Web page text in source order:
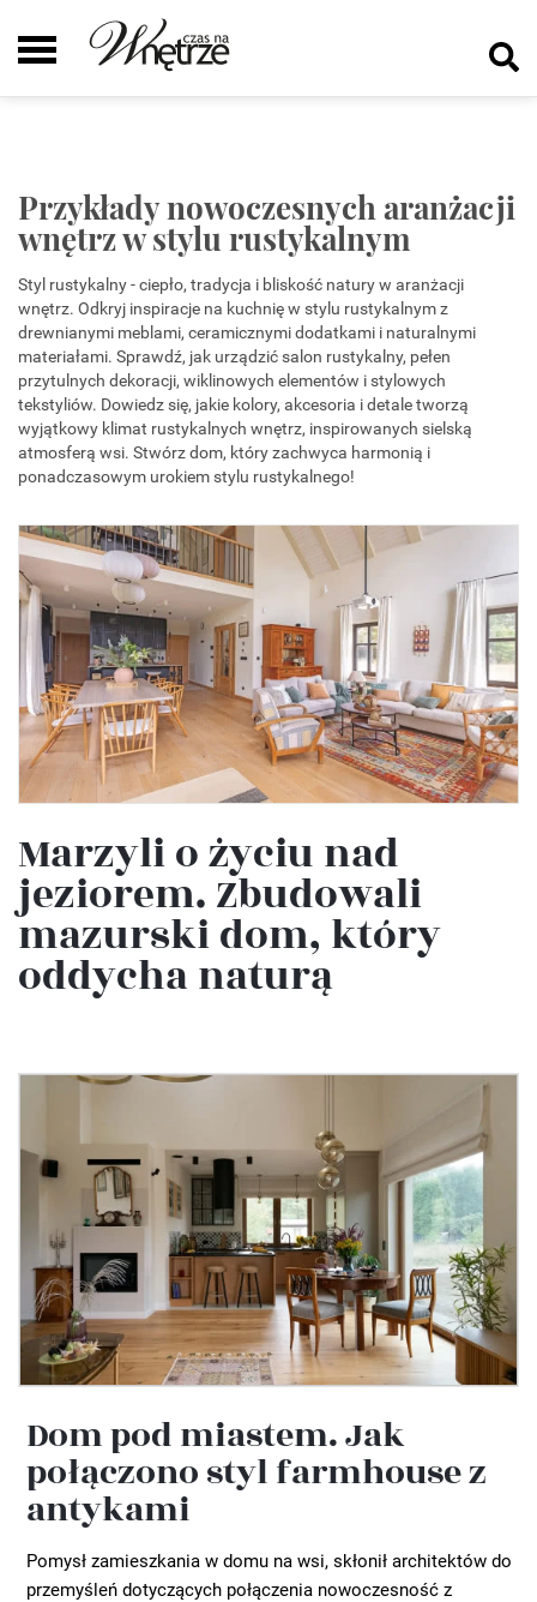
Przykłady nowoczesnych aranżacji
wnętrz w stylu rustykalnym
Styl rustykalny - ciepło, tradycja i bliskość natury w aranżacji
wnętrz. Odkryj inspiracje na kuchnię w stylu rustykalnym z
drewnianymi meblami, ceramicznymi dodatkami i naturalnymi
materiałami. Sprawdź, jak urządzić salon rustykalny, pełen
przytulnych dekoracji, wiklinowych elementów i stylowych
tekstyliów. Dowiedz się, jakie kolory, akcesoria i detale tworzą
wyjątkowy klimat rustykalnych wnętrz, inspirowanych sielską
atmosferą wsi. Stwórz dom, który zachwyca harmonią i
ponadczasowym urokiem stylu rustykalnego!
Marzyli o życiu nad
jeziorem. Zbudowali
mazurski dom, który
oddycha naturą
Dom pod miastem. Jak
połączono styl farmhouse z
antykami
Pomysł zamieszkania w domu na wsi, skłonił architektów do
przemyśleń dotyczących połączenia nowoczesność z